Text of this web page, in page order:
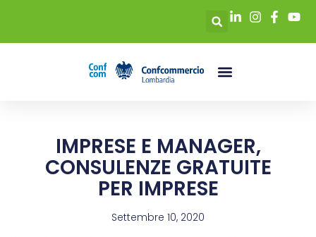
IMPRESE E MANAGER,
CONSULENZE GRATUITE
PER IMPRESE
Settembre 10, 2020